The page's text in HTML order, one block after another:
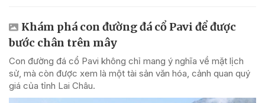
Khám phá con đường đá cổ Pavi để được
bước chân trên mây
Con đường đá cổ Pavi không chỉ mang ý nghĩa về mặt lịch
sử, mà còn được xem là một tài sản văn hóa, cảnh quan quý
giá của tỉnh Lai Châu.